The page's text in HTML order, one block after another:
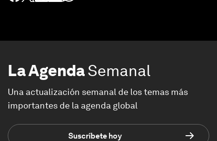
La AgendaSemanal
Una actualización semanal de los temas más
importantes de la agenda global
Suscríbete hoy